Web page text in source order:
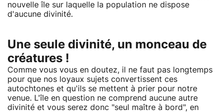
nouvelle île sur laquelle la population ne dispose
d'aucune divinité.
Une seule divinité, un monceau de
créatures !
Comme vous vous en doutez, il ne faut pas longtemps
pour que nos loyaux sujets convertissent ces
autochtones et qu'ils se mettent à prier pour notre
venue. L'île en question ne comprend aucune autre
divinité et vous serez donc "seul maître à bord", en